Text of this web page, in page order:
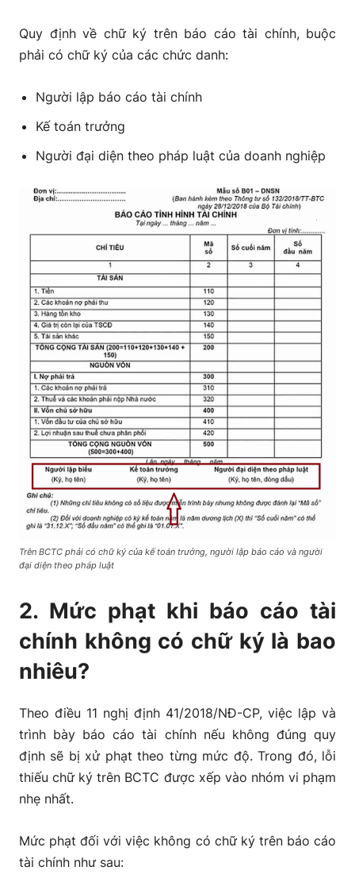
Quy định về chữ ký trên báo cáo tài chính, buộc
phải có chữ ký của các chức danh:
Người lập báo cáo tài chính
Kế toán trưởng
Người đại diện theo pháp luật của doanh nghiệp
Trên BCTC phải có chữ ký của kế toán trưởng, người lập báo cáo và người
đại diện theo pháp luật
2. Mức phạt khi báo cáo tài
chính không có chữ ký là bao
nhiêu?
Theo điều 11 nghị định 41/2018/NĐ-CP, việc lập và
trình bày báo cáo tài chính nếu không đúng quy
định sẽ bị xử phạt theo từng mức độ. Trong đó, lỗi
thiếu chữ ký trên BCTC được xếp vào nhóm vi phạm
nhẹ nhất.
Mức phạt đối với việc không có chữ ký trên báo cáo
tài chính như sau: